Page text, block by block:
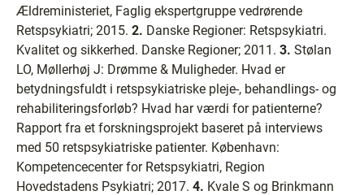
Ældreministeriet, Faglig ekspertgruppe vedrørende
Retspsykiatri; 2015. 2. Danske Regioner: Retspsykiatri.
Kvalitet og sikkerhed. Danske Regioner; 2011. 3. Stølan
LO, Møllerhøj J: Drømme & Muligheder. Hvad er
betydningsfuldt i retspsykiatriske pleje-, behandlings- og
rehabiliteringsforløb? Hvad har værdi for patienterne?
Rapport fra et forskningsprojekt baseret på interviews
med 50 retspsykiatriske patienter. København:
Kompetencecenter for Retspsykiatri, Region
Hovedstadens Psykiatri; 2017. 4. Kvale S og Brinkmann